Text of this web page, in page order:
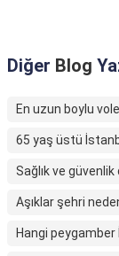
Diğer Blog
En uzun boylu
65 yaş üstü
Sağlık ve
Aşıklar şehri
Hangi peygamber